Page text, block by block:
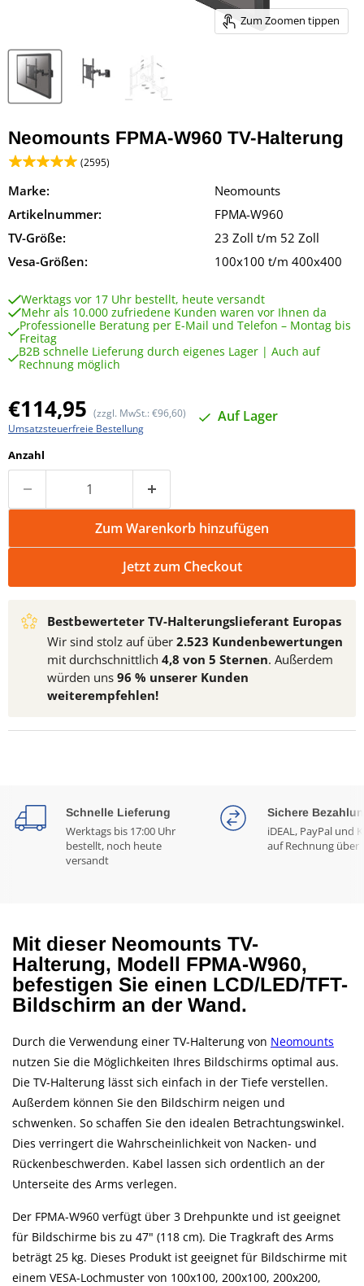
Zum Zoomen tippen
Neomounts FPMA-W960 TV-Halterung
(2595)
Marke:
Neomounts
Artikelnummer:
FPMA-W960
TV-Größe:
23 Zoll t/m 52 Zoll
Vesa-Größen:
100x100 t/m 400x400
Werktags vor 17 Uhr bestellt, heute versandt
Mehr als 10.000 zufriedene Kunden waren vor Ihnen da
Professionelle Beratung per E-Mail und Telefon – Montag bis
Freitag
B2B schnelle Lieferung durch eigenes Lager | Auch auf
Rechnung möglich
Aktueller Preis
€114,95 (zzgl. MwSt.: €96,60)
Umsatzsteuerfreie Bestellung
Auf Lager
Anzahl
Zum Warenkorb hinzufügen
Jetzt zum Checkout
Bestbewerteter TV-Halterungslieferant Europas
Wir sind stolz auf über 2.523 Kundenbewertungen
mit durchschnittlich 4,8 von 5 Sternen. Außerdem
würden uns 96 % unserer Kunden
weiterempfehlen!
Schnelle Lieferung
Werktags bis 17:00 Uhr
bestellt, noch heute
versandt
Sichere
iDEAL, PayPal und
auf Rechnung über
Mit dieser Neomounts TV-
Halterung, Modell FPMA-W960,
befestigen Sie einen LCD/LED/TFT-
Bildschirm an der Wand.
Durch die Verwendung einer TV-Halterung von Neomounts
nutzen Sie die Möglichkeiten Ihres Bildschirms optimal aus.
Die TV-Halterung lässt sich einfach in der Tiefe verstellen.
Außerdem können Sie den Bildschirm neigen und
schwenken. So schaffen Sie den idealen Betrachtungswinkel.
Dies verringert die Wahrscheinlichkeit von Nacken- und
Rückenbeschwerden. Kabel lassen sich ordentlich an der
Unterseite des Arms verlegen.
Der FPMA-W960 verfügt über 3 Drehpunkte und ist geeignet
für Bildschirme bis zu 47" (118 cm). Die Tragkraft des Arms
beträgt 25 kg. Dieses Produkt ist geeignet für Bildschirme mit
einem VESA-Lochmuster von 100x100, 200x100, 200x200,